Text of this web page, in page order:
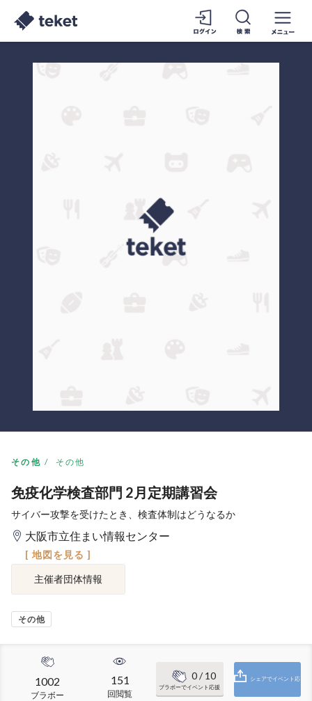
その他 その他
免疫化学検査部門 2月定期講習会
サイバー攻撃を受けたとき、検査体制はどうなるか
大阪市立住まい情報センター
[ 地図を見る ]
主催者団体情報
その他
1002
ブラボー
151
回閲覧
0/ 10
ブラボーでイベント応援
シェアでイベント応